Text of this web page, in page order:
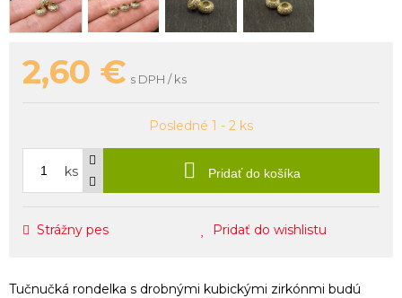
2,60 € s DPH / ks
Posledné 1 - 2 ks
ks Pridať do košíka
Strážny pes Pridať do wishlistu
Tučnučká rondelka s drobnými kubickými zirkónmi budú